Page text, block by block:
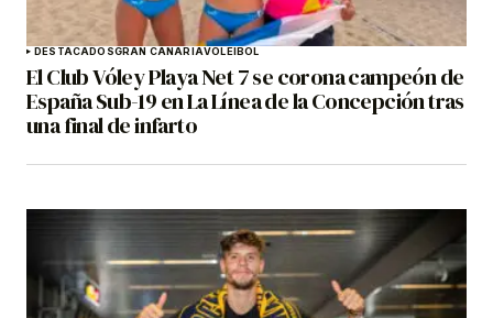
DESTACADOSGRAN CANARIAVOLEIBOL
El Club Vóley Playa Net 7 se corona campeón de
España Sub-19 en La Línea de la Concepción tras
una final de infarto